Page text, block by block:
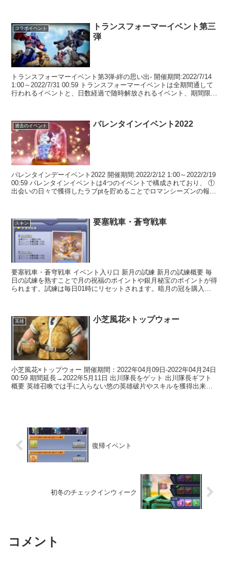
コラボイベント
トランスフォーマーイベント第三
弾
トランスフォーマーイベント第3弾-絆の思い出- 開催期間:2022/7/14
1:00～2022/7/31 00:59 トランスフォーマーイベントは全期間通して
行われるイベントと、日数経過で随時解放されるイベント、期間限定
過去のイベント バレンタインイベント2022
バレンタインデーイベント2022 開催期間:2022/2/12 1:00～2022/2/19
00:59 バレンタインイベントは4つのイベントで構成されており、 ①
出会いの日々で獲得したラブptを貯めることでロマンシーズンの報酬
スキン 要塞戦車・蒼穹戦車
要塞戦車・蒼穹戦車 イベント入り口 新月の試練 新月の試練概要 毎
日の試練を熟すことで月の祝福のポイントや銀月秘宝のポイントが得
られます。試練は毎日01時にリセットされます。暗月の冠を購入す
英雄 小芝風花×トップウォー
小芝風花×トップウォー 開催期間：2022年04月09日-2022年04月24日
00:59 期間延長→2022年5月11日 出川隊長をゲット 出川隊長ギフト
概要 英雄召喚では手に入らない悠の英雄破片やスキルを獲得出来る
復帰イベント
初冬のチェックインウィーク
コメント